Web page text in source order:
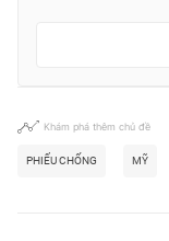
Khám phá thêm chủ đề
PHIẾU CHỐNG MỸ